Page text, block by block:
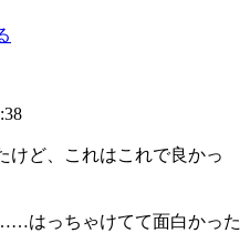
けど、これはこれで良かっ
はっちゃけてて面白かった